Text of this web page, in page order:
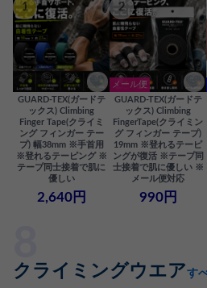
1
GUARD-TEX(ガードテ
ックス) Climbing
Finger Tape(クライミ
ング フィンガー テー
プ) 幅38mm ※手首用
※登れるテーピング ※
テープ同士接着で肌に
優しい
2,640円
2
メール便
GUARD-TEX(ガードテ
ックス) Climbing
FingerTape(クライミン
グ フィンガー テープ)
19mm ※登れるテーピ
ングが復活 ※テープ同
士接着で肌に優しい ※
メール便対応
990円
クライミングウエアす